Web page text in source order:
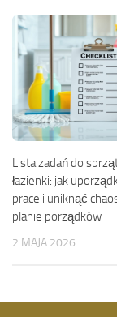
Lista zadań do
łazienki: jak
prace i uniknąć
planie porządków
2 MAJA 2026